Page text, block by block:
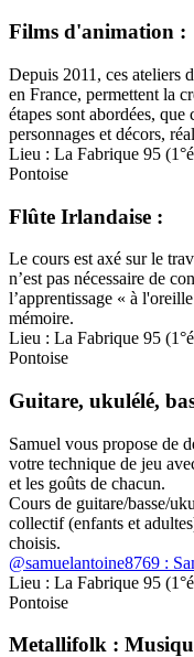
Films d'animation :
Depuis 2011, ces ateliers
en France, permettent la
étapes sont abordées,
personnages et décors,
Lieu : La Fabrique 95
Pontoise
Flûte Irlandaise :
Le cours est axé sur le
n’est pas nécessaire de
l’apprentissage « à
mémoire.
Lieu : La Fabrique 95
Pontoise
Guitare, ukulélé,
Samuel vous propose de
votre technique de jeu
et les goûts de chacun.
Cours de guitare/basse/
collectif (enfants et
choisis.
@samuelantoine8769 :
Lieu : La Fabrique 95
Pontoise
Metallifolk :